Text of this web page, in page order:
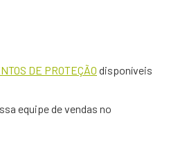
DE PROTEÇÃO disponíveis
equipe de vendas no